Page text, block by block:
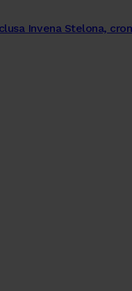
Invena Stelona,